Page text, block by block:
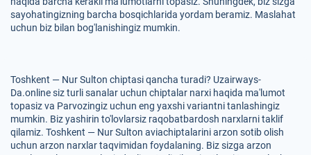
sayohatingizning barcha bosqichlarida yordam beramiz. Maslahat
uchun biz bilan bog'lanishingiz mumkin.
Toshkent — Nur Sulton chiptasi qancha turadi? Uzairways-
Da.online siz turli sanalar uchun chiptalar narxi haqida ma'lumot
topasiz va Parvozingiz uchun eng yaxshi variantni tanlashingiz
mumkin. Biz yashirin to'lovlarsiz raqobatbardosh narxlarni taklif
qilamiz. Toshkent — Nur Sulton aviachiptalarini arzon sotib olish
uchun arzon narxlar taqvimidan foydalaning. Biz sizga arzon